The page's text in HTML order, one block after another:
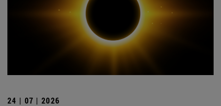
24 | 07 | 2026